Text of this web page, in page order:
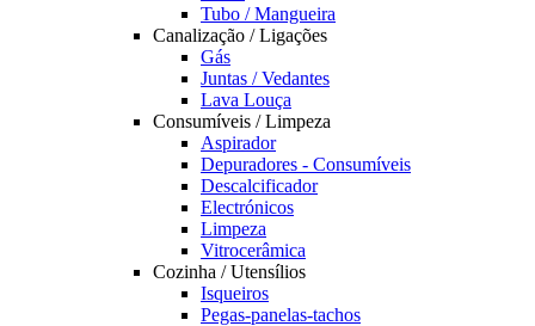
Tubo / Mangueira
Canalização / Ligações
Gás
Juntas / Vedantes
Lava Louça
Consumíveis / Limpeza
Aspirador
Depuradores - Consumíveis
Descalcificador
Electrónicos
Limpeza
Vitrocerâmica
Cozinha / Utensílios
Isqueiros
Pegas-panelas-tachos